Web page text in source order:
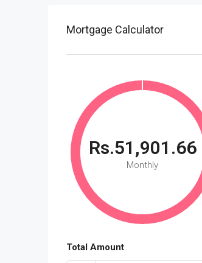
Mortgage Calculator
Rs.51,901.66
Monthly
Total Amount